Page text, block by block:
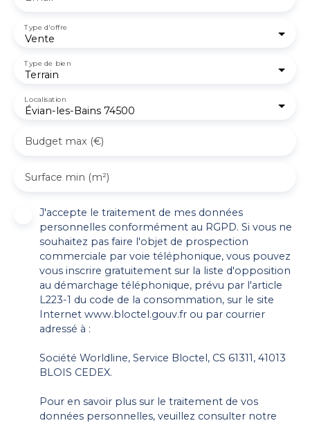
Vente
Type d'offre
Terrain
Type de bien
Évian-les-Bains 74500
Localisation
Budget max (€)
Surface min (m²)
J'accepte le traitement de mes données
personnelles conformément au RGPD. Si vous ne
souhaitez pas faire l'objet de prospection
commerciale par voie téléphonique, vous pouvez
vous inscrire gratuitement sur la liste d'opposition
au démarchage téléphonique, prévu par l'article
L223-1 du code de la consommation, sur le site
Internet www.bloctel.gouv.fr ou par courrier
adressé à :
Société Worldline, Service Bloctel, CS 61311, 41013
BLOIS CEDEX.
Pour en savoir plus sur le traitement de vos
données personnelles, veuillez consulter notre